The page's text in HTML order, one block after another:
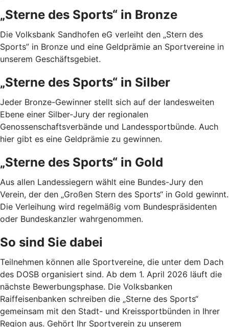
„Sterne des Sports“ in Bronze
Die Volksbank Sandhofen eG verleiht den „Stern des
Sports” in Bronze und eine Geldprämie an Sportvereine in
unserem Geschäftsgebiet.
„Sterne des Sports“ in Silber
Jeder Bronze-Gewinner stellt sich auf der landesweiten
Ebene einer Silber-Jury der regionalen
Genossenschaftsverbände und Landessportbünde. Auch
hier gibt es eine Geldprämie zu gewinnen.
„Sterne des Sports“ in Gold
Aus allen Landessiegern wählt eine Bundes-Jury den
Verein, der den „Großen Stern des Sports“ in Gold gewinnt.
Die Verleihung wird regelmäßig vom Bundespräsidenten
oder Bundeskanzler wahrgenommen.
So sind Sie dabei
Teilnehmen können alle Sportvereine, die unter dem Dach
des DOSB organisiert sind. Ab dem 1. April 2026 läuft die
nächste Bewerbungsphase. Die Volksbanken
Raiffeisenbanken schreiben die „Sterne des Sports“
gemeinsam mit den Stadt- und Kreissportbünden in Ihrer
Region aus. Gehört Ihr Sportverein zu unserem